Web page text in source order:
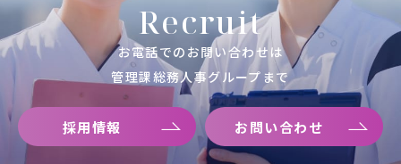
Recruit
お電話でのお問い合わせは
管理課総務人事グループまで
採用情報 お問い合わせ